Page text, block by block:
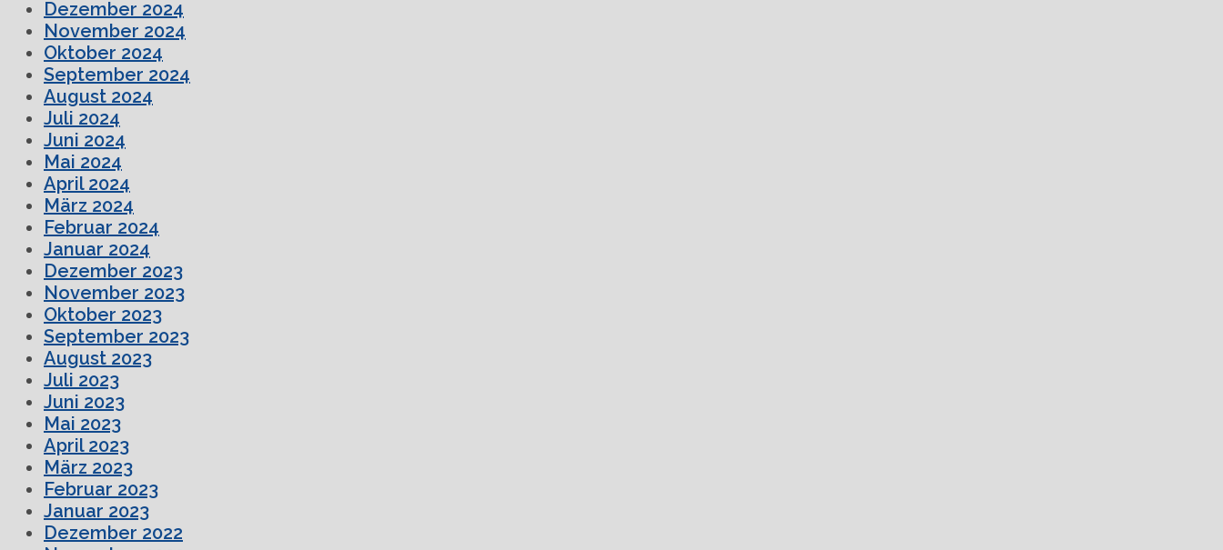
Dezember 2024
November 2024
Oktober 2024
September 2024
August 2024
Juli 2024
Juni 2024
Mai 2024
April 2024
März 2024
Februar 2024
Januar 2024
Dezember 2023
November 2023
Oktober 2023
September 2023
August 2023
Juli 2023
Juni 2023
Mai 2023
April 2023
März 2023
Februar 2023
Januar 2023
Dezember 2022